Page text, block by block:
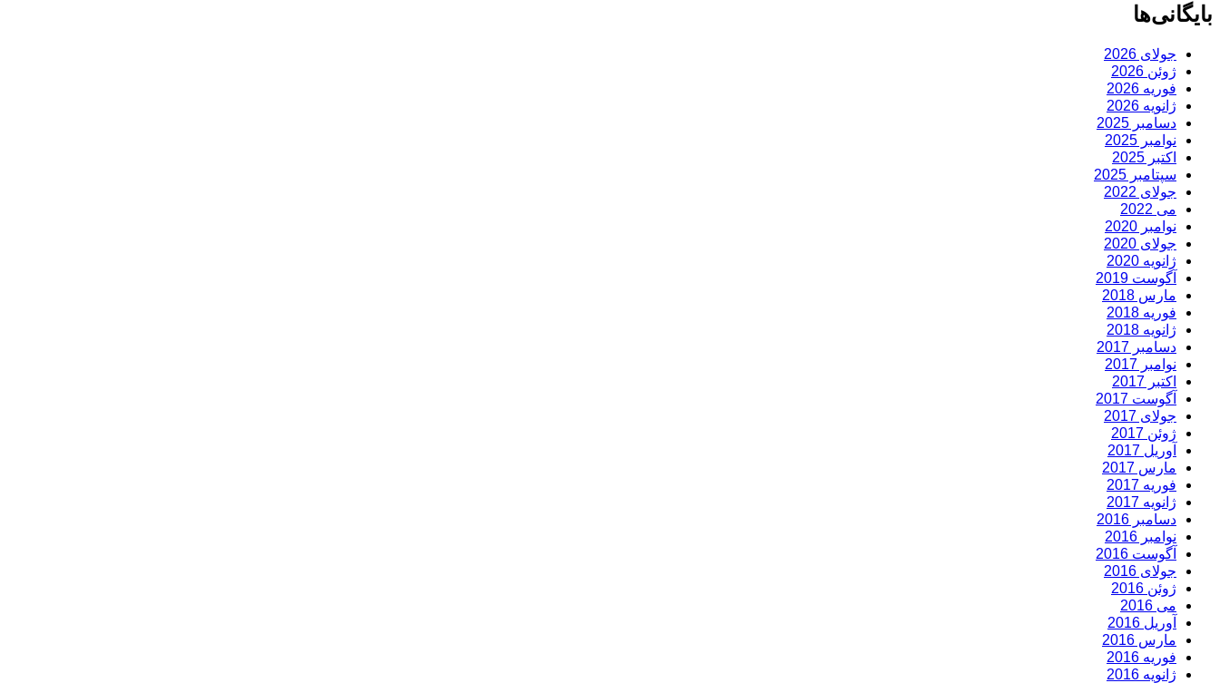
بایگانی‌ها
جولای 2026
ژوئن 2026
فوریه 2026
ژانویه 2026
دسامبر 2025
نوامبر 2025
اکتبر 2025
سپتامبر 2025
جولای 2022
می 2022
نوامبر 2020
جولای 2020
ژانویه 2020
آگوست 2019
مارس 2018
فوریه 2018
ژانویه 2018
دسامبر 2017
نوامبر 2017
اکتبر 2017
آگوست 2017
جولای 2017
ژوئن 2017
آوریل 2017
مارس 2017
فوریه 2017
ژانویه 2017
دسامبر 2016
نوامبر 2016
آگوست 2016
جولای 2016
ژوئن 2016
می 2016
آوریل 2016
مارس 2016
فوریه 2016
ژانویه 2016